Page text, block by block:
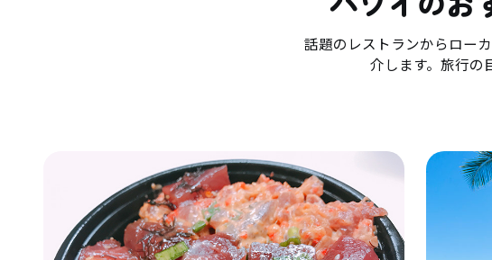
話題のレストランからロー
介します。旅行の